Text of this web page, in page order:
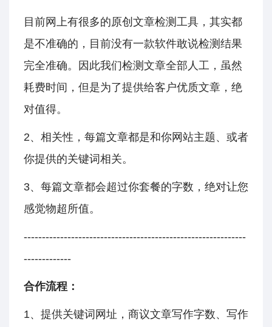
目前网上有很多的原创文章检测工具，其实都
是不准确的，目前没有一款软件敢说检测结果
完全准确。因此我们检测文章全部人工，虽然
耗费时间，但是为了提供给客户优质文章，绝
对值得。
2、相关性，每篇文章都是和你网站主题、或者
你提供的关键词相关。
3、每篇文章都会超过你套餐的字数，绝对让您
感觉物超所值。
-------------------------------------------------------------
-------------
合作流程：
1、提供关键词网址，商议文章写作字数、写作